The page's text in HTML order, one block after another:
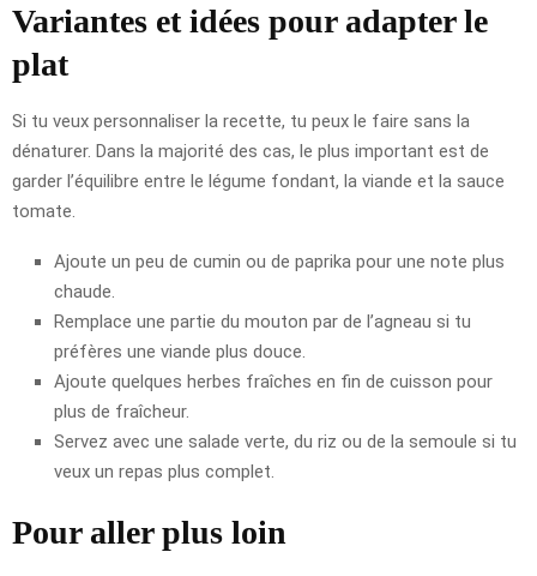
Variantes et idées pour adapter le
plat
Si tu veux personnaliser la recette, tu peux le faire sans la
dénaturer. Dans la majorité des cas, le plus important est de
garder l’équilibre entre le légume fondant, la viande et la sauce
tomate.
Ajoute un peu de cumin ou de paprika pour une note plus
chaude.
Remplace une partie du mouton par de l’agneau si tu
préfères une viande plus douce.
Ajoute quelques herbes fraîches en fin de cuisson pour
plus de fraîcheur.
Servez avec une salade verte, du riz ou de la semoule si tu
veux un repas plus complet.
Pour aller plus loin